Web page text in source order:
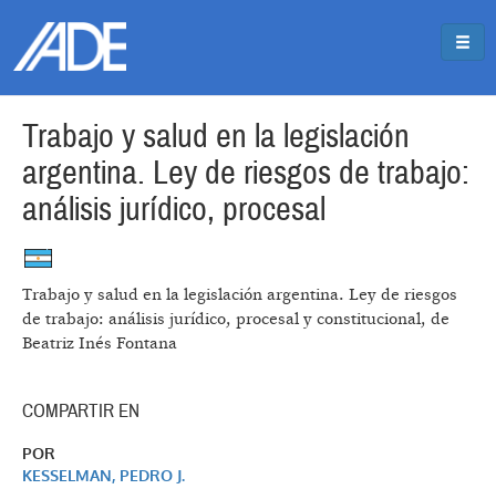
Trabajo y salud en la legislación
argentina. Ley de riesgos de trabajo:
análisis jurídico, procesal
Trabajo y salud en la legislación argentina. Ley de riesgos
de trabajo: análisis jurídico, procesal y constitucional, de
Beatriz Inés Fontana
COMPARTIR EN
POR
KESSELMAN, PEDRO J.